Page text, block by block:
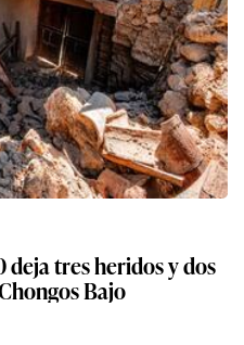
deja tres heridos y dos
Bajo